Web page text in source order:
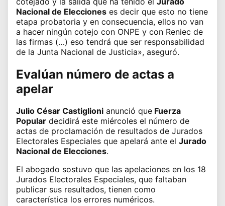
Nacional de Elecciones es decir que esto no tiene
etapa probatoria y en consecuencia, ellos no van
a hacer ningún cotejo con ONPE y con Reniec de
las firmas (…) eso tendrá que ser responsabilidad
de la Junta Nacional de Justicia», aseguró.
Evalúan número de actas a
apelar
Julio César Castiglioni anunció que Fuerza
Popular decidirá este miércoles el número de
actas de proclamación de resultados de Jurados
Electorales Especiales que apelará ante el Jurado
Nacional de Elecciones.
El abogado sostuvo que las apelaciones en los 18
Jurados Electorales Especiales, que faltaban
publicar sus resultados, tienen como
característica los errores numéricos.